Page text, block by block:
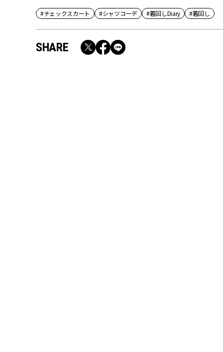
#チェックスカート #シャツコーデ #着回しDiary #着回し
SHARE